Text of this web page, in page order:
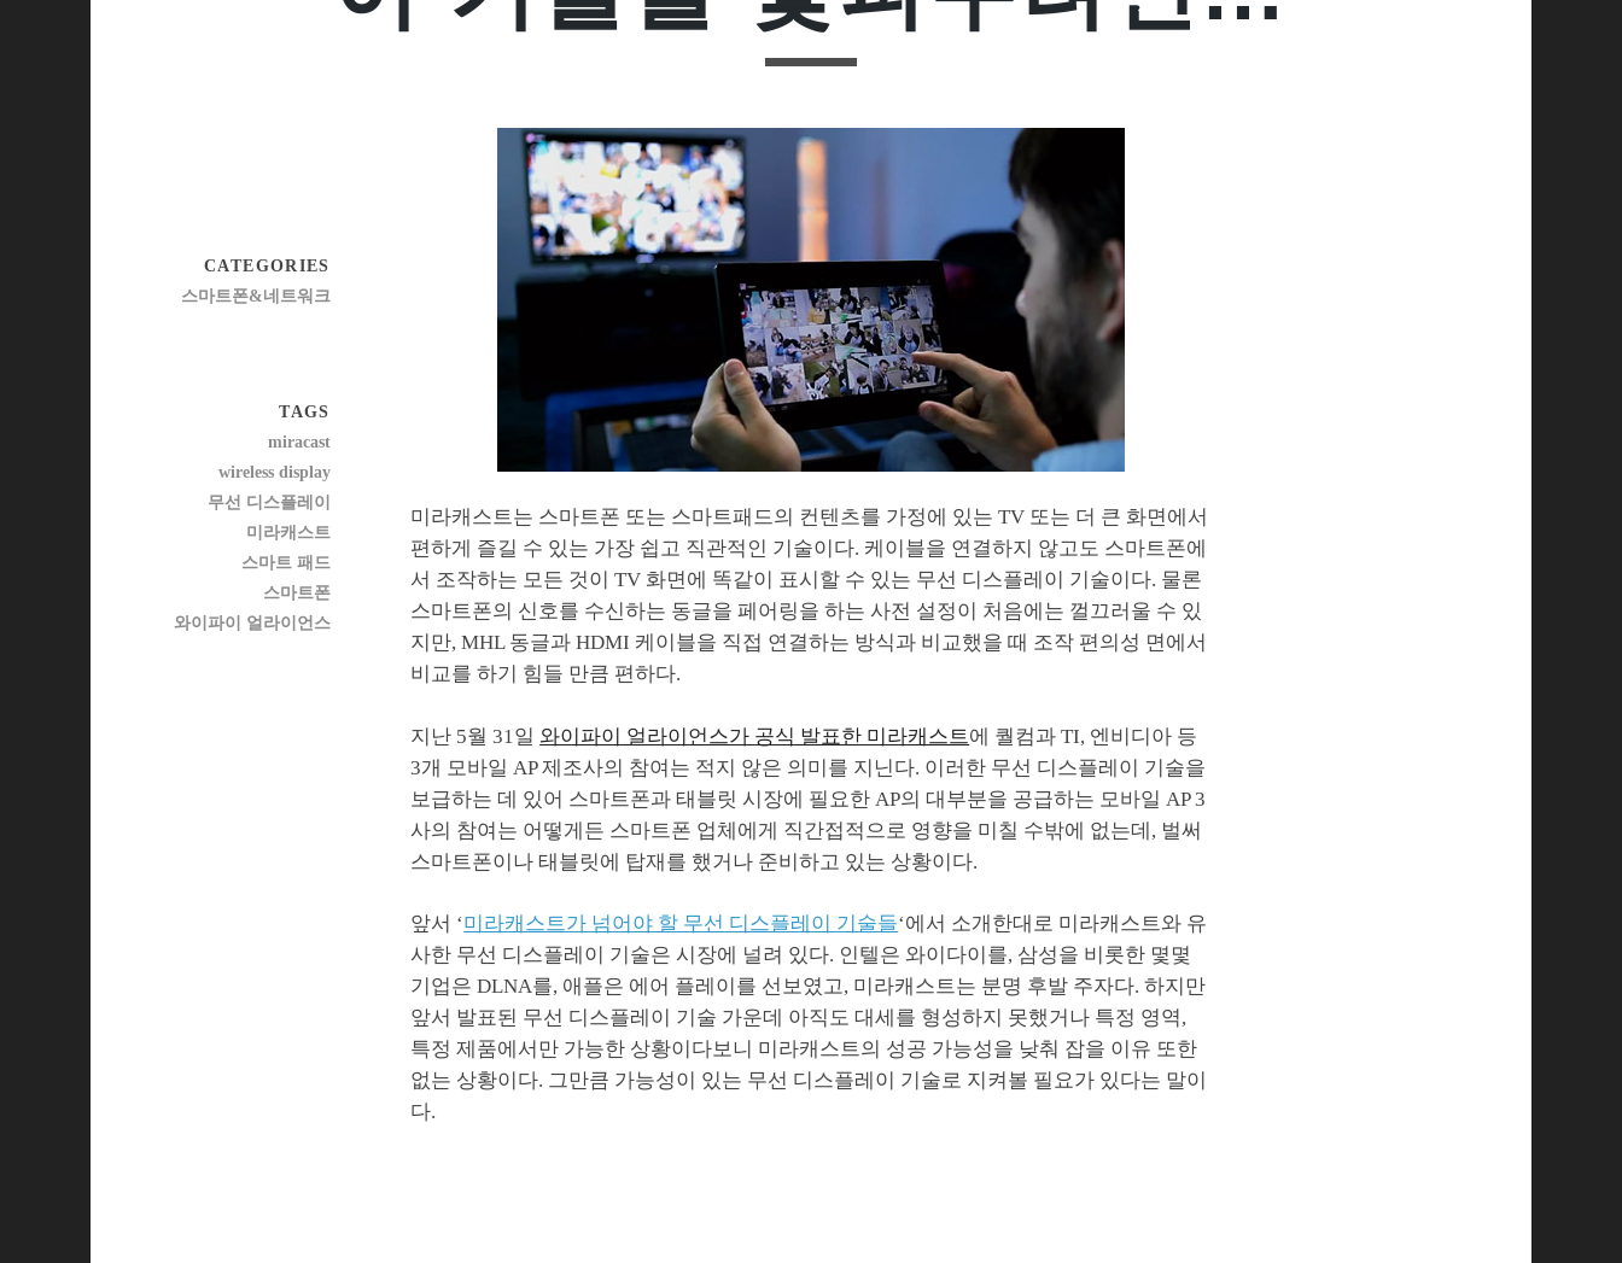
미라캐스트는 스마트폰 또는 스마트패드의 컨텐츠를 가정에 있는 TV 또는 더 큰 화면에서
편하게 즐길 수 있는 가장 쉽고 직관적인 기술이다. 케이블을 연결하지 않고도 스마트폰에
서 조작하는 모든 것이 TV 화면에 똑같이 표시할 수 있는 무선 디스플레이 기술이다. 물론
스마트폰의 신호를 수신하는 동글을 페어링을 하는 사전 설정이 처음에는 껄끄러울 수 있
지만, MHL 동글과 HDMI 케이블을 직접 연결하는 방식과 비교했을 때 조작 편의성 면에서
비교를 하기 힘들 만큼 편하다.
지난 5월 31일 와이파이 얼라이언스가 공식 발표한 미라캐스트 에 퀄컴과 TI, 엔비디아 등
3개 모바일 AP 제조사의 참여는 적지 않은 의미를 지닌다. 이러한 무선 디스플레이 기술을
보급하는 데 있어 스마트폰과 태블릿 시장에 필요한 AP의 대부분을 공급하는 모바일 AP 3
사의 참여는 어떻게든 스마트폰 업체에게 직간접적으로 영향을 미칠 수밖에 없는데, 벌써
스마트폰이나 태블릿에 탑재를 했거나 준비하고 있는 상황이다.
앞서 ‘미라캐스트가 넘어야 할 무선 디스플레이 기술들‘에서 소개한대로 미라캐스트와 유
사한 무선 디스플레이 기술은 시장에 널려 있다. 인텔은 와이다이를, 삼성을 비롯한 몇몇
기업은 DLNA를, 애플은 에어 플레이를 선보였고, 미라캐스트는 분명 후발 주자다. 하지만
앞서 발표된 무선 디스플레이 기술 가운데 아직도 대세를 형성하지 못했거나 특정 영역,
특정 제품에서만 가능한 상황이다보니 미라캐스트의 성공 가능성을 낮춰 잡을 이유 또한
없는 상황이다. 그만큼 가능성이 있는 무선 디스플레이 기술로 지켜볼 필요가 있다는 말이
다.
CATEGORIES
스마트폰&네트워크
TAGS
miracast
wireless display
무선 디스플레이
미라캐스트
스마트 패드
스마트폰
와이파이 얼라이언스